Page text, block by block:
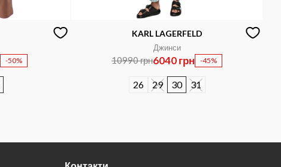
-50%
KARL LAGERFELD
Джинси
10990 грн6040 грн -45%
26 29 30 31